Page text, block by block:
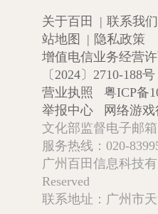
关于百田 | 联系我们
站地图
| 隐私政策
增值电信业务经营
〔2024〕2710-188号
营业执照
粤ICP备
举报中心
网络游
文化部监督电子邮
服务热线：020-
广州百田信息科技
Reserved
联系地址：广州市